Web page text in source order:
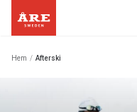
Hem / Afterski